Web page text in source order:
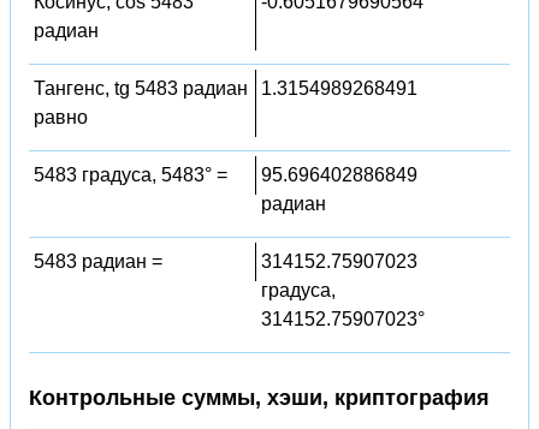
радиан
Тангенс, tg 5483 радиан
равно
1.3154989268491
5483 градуса, 5483° =
95.696402886849
радиан
5483 радиан =
314152.75907023
градуса,
314152.75907023°
Контрольные суммы, хэши, криптография